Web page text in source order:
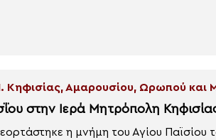
Κηφισίας, Αμαρουσίου, Ωρωπού και
στην Ιερά Μητρόπολη
η μνήμη του Αγίου Παϊσίου